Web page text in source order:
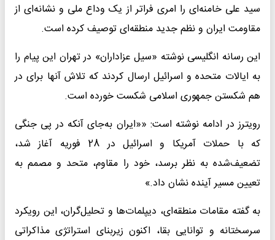
سید علی خامنه‌ای را امری فراتر از یک وداع ملی و نشانه‌ای از
مقاومت ایران و نظم جدید منطقه‌ای توصیف کرده است.
این رسانه انگلیسی نوشته «سیل عزاداران» در تهران این پیام را
به ایالات متحده و اسرائیل ارسال کردند که تلاش آنها برای در
هم شکستن جمهوری اسلامی شکست خورده است.
رویترز در ادامه نوشته است: ««ایران به‌جای آنکه در پی جنگی
که با حملات آمریکا و اسرائیل در 28 فوریه آغاز شد،
تضعیف‌شده به نظر برسد، خود را مقاوم، متحد و مصمم به
تعیین مسیر آینده نشان داد.»
به گفته مقامات منطقه‌ای، دیپلمات‌ها و تحلیل‌گران، این رویکرد
سرسختانه و توانایی بقا، اکنون زیربنای استراتژی مذاکراتی